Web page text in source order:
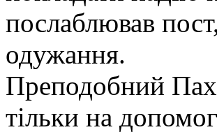
послаблював
одужання.
Преподобний
тільки на